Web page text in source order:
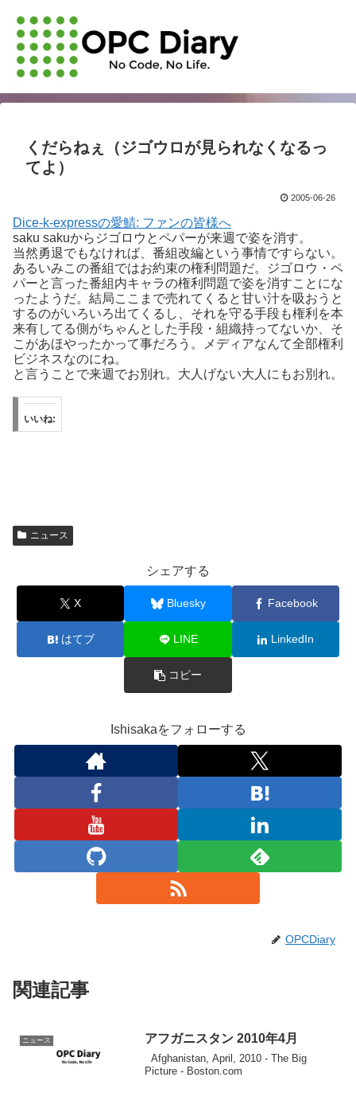
くだらねぇ（ジゴウロが見られなくなるっ
てよ）
2005-06-26
Dice-k-expressの愛鯖: ファンの皆様へ
saku sakuからジゴロウとペパーが来週で姿を消す。
当然勇退でもなければ、番組改編という事情ですらない。
あるいみこの番組ではお約束の権利問題だ。ジゴロウ・ペ
パーと言った番組内キャラの権利問題で姿を消すことにな
ったようだ。結局ここまで売れてくると甘い汁を吸おうと
するのがいろいろ出てくるし、それを守る手段も権利を本
来有してる側がちゃんとした手段・組織持ってないか、そ
こがあほやったかって事だろう。メディアなんて全部権利
ビジネスなのにね。
と言うことで来週でお別れ。大人げない大人にもお別れ。
いいね:
ニュース
シェアする
X Bluesky Facebook
はてブ LINE LinkedIn
コピー
Ishisakaをフォローする
OPCDiary
関連記事
ニュース アフガニスタン 2010年4月
Afghanistan, April, 2010 - The Big
Picture - Boston.com